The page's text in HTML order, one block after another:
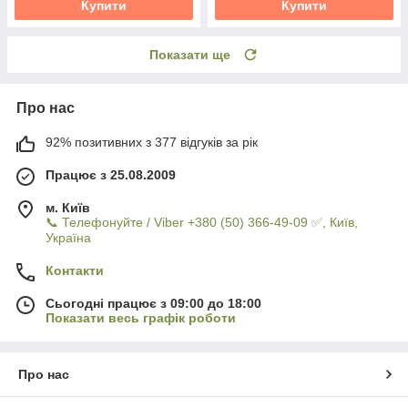
Купити Купити
Показати ще
Про нас
92% позитивних з 377 відгуків за рік
Працює з 25.08.2009
м. Київ
📞 Телефонуйте / Viber +380 (50) 366-49-09 ✅, Київ,
Україна
Контакти
Сьогодні працює з 09:00 до 18:00
Показати весь графік роботи
Про нас